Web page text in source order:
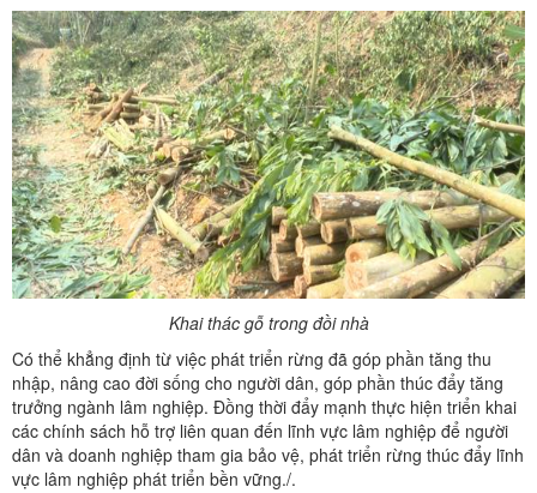
Khai thác gỗ trong đồi nhà
Có thể khẳng định từ việc phát triển rừng đã góp phần tăng thu
nhập, nâng cao đời sống cho người dân, góp phần thúc đẩy tăng
trưởng ngành lâm nghiệp. Đồng thời đẩy mạnh thực hiện triển khai
các chính sách hỗ trợ liên quan đến lĩnh vực lâm nghiệp để người
dân và doanh nghiệp tham gia bảo vệ, phát triển rừng thúc đẩy lĩnh
vực lâm nghiệp phát triển bền vững./.